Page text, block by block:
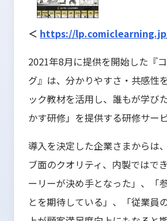
＜ https://
2021年8月に提供を開始した『
グ』は、分かりやすさ・共感性
ック教材を活用し、誰もが学び
かす研修」を提供する研修サービ
導入を決定した企業さまからは
ブ面のクオリティ、内製ではで
ーリーが決め手となった」、「
とを期待している」、「従業員